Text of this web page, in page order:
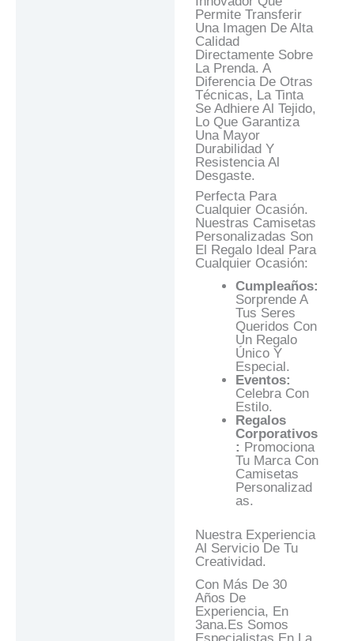
Permite Transferir
Una Imagen De Alta
Calidad
Directamente Sobre
La Prenda. A
Diferencia De Otras
Técnicas, La Tinta
Se Adhiere Al Tejido,
Lo Que Garantiza
Una Mayor
Durabilidad Y
Resistencia Al
Desgaste.
Perfecta Para
Cualquier Ocasión.
Nuestras Camisetas
Personalizadas Son
El Regalo Ideal Para
Cualquier Ocasión:
Cumpleaños:
Sorprende A
Tus Seres
Queridos Con
Un Regalo
Único Y
Especial.
Eventos:
Celebra Con
Estilo.
Regalos
Corporativos
: Promociona
Tu Marca Con
Camisetas
Personalizad
As.
Nuestra Experiencia
Al Servicio De Tu
Creatividad.
Con Más De 30
Años De
Experiencia, En
3ana.es Somos
Especialistas En La